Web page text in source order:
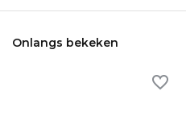
Onlangs bekeken